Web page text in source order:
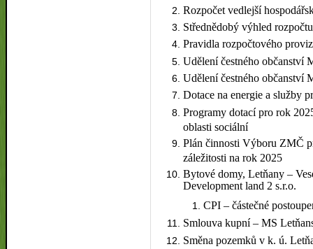
Rozpočet vedlejší
Střednědobý výhled
Pravidla rozpočtového
Udělení čestného občanství
Udělení čestného občanství
Dotace na energie a služby
Programy dotací pro rok
oblasti sociální
Plán činnosti Výboru ZMČ
záležitosti na rok 2025
Bytové domy, Letňany –
Development land 2 s.r.o.
CPI – částečné
Smlouva kupní – MS
Směna pozemků v k. ú.